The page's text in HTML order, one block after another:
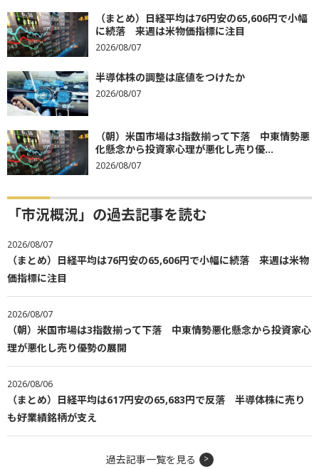
（まとめ）日経平均は76円安の65,606円で小幅
に続落 来週は米物価指標に注目
2026/08/07
半導体株の調整は底値をつけたか
2026/08/07
（朝）米国市場は3指数揃って下落 中東情勢悪
化懸念から投資家心理が悪化し売り優...
2026/08/07
「市況概況」の過去記事を読む
2026/08/07
（まとめ）日経平均は76円安の65,606円で小幅に続落 来週は米物
価指標に注目
2026/08/07
（朝）米国市場は3指数揃って下落 中東情勢悪化懸念から投資家心
理が悪化し売り優勢の展開
2026/08/06
（まとめ）日経平均は617円安の65,683円で反落 半導体株に売り
も好業績銘柄が支え
過去記事一覧を見る